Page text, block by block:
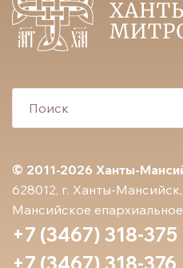
© 2011-2026 Ханты-
628012, г. Ханты-
Мансийское
+7 (3467) 318-375